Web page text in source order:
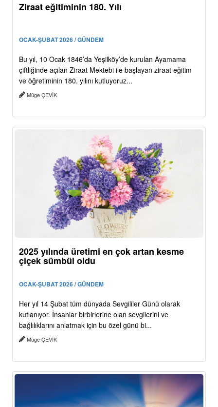
Ziraat eğitiminin 180. Yılı
OCAK-ŞUBAT 2026 / GÜNDEM
Bu yıl, 10 Ocak 1846’da Yeşilköy’de kurulan Ayamama
çiftliğinde açılan Ziraat Mektebi ile başlayan ziraat eğitim
ve öğretiminin 180. yılını kutluyoruz...
Müge ÇEVİK
2025 yılında üretimi en çok artan kesme
çiçek sümbül oldu
OCAK-ŞUBAT 2026 / GÜNDEM
Her yıl 14 Şubat tüm dünyada Sevgililer Günü olarak
kutlanıyor. İnsanlar birbirlerine olan sevgilerini ve
bağlılıklarını anlatmak için bu özel günü bi...
Müge ÇEVİK